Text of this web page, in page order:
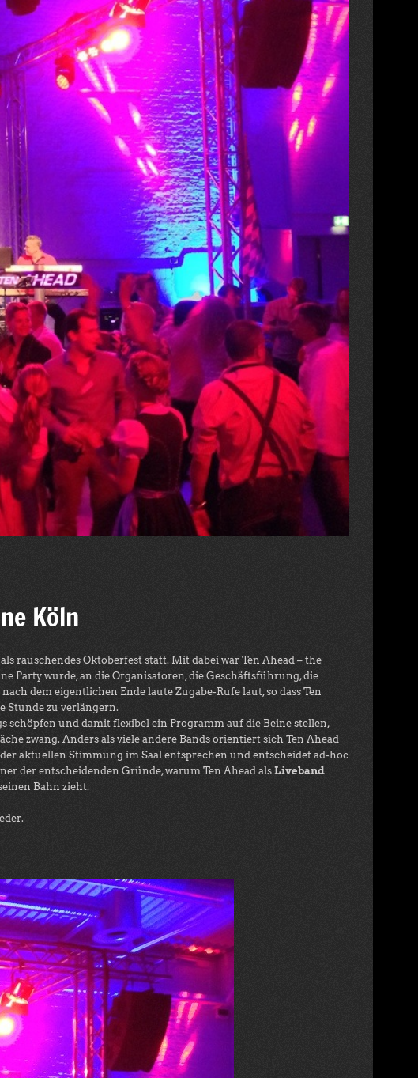
Köln
rauschendes Oktoberfest statt. Mit dabei war Ten Ahead – the
Party wurde, an die Organisatoren, die Geschäftsführung, die
dem eigentlichen Ende laute Zugabe-Rufe laut, so dass Ten
Stunde zu verlängern.
schöpfen und damit flexibel ein Programm auf die Beine stellen,
zwang. Anders als viele andere Bands orientiert sich Ten Ahead
aktuellen Stimmung im Saal entsprechen und entscheidet ad-hoc
der entscheidenden Gründe, warum Ten Ahead als Liveband
Bahn zieht.